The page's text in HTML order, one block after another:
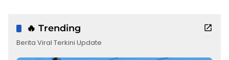
🔥 Trending
Berita Viral Terkini Update